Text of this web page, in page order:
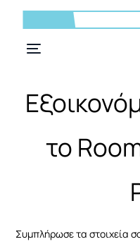
το
Συμπλήρωσε τα στοιχεία